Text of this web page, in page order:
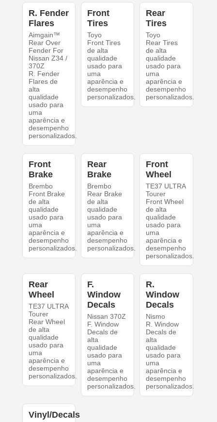
R. Fender
Flares
Aimgain™
Rear Over
Fender For
Nissan Z34 /
370Z
R. Fender
Flares de
alta
qualidade
usado para
uma
aparência e
desempenho
personalizados.
Front
Tires
Toyo
Front Tires
de alta
qualidade
usado para
uma
aparência e
desempenho
personalizados.
Rear
Tires
Toyo
Rear Tires
de alta
qualidade
usado para
uma
aparência e
desempenho
personalizados.
Front
Brake
Brembo
Front Brake
de alta
qualidade
usado para
uma
aparência e
desempenho
personalizados.
Rear
Brake
Brembo
Rear Brake
de alta
qualidade
usado para
uma
aparência e
desempenho
personalizados.
Front
Wheel
TE37 ULTRA
Tourer
Front Wheel
de alta
qualidade
usado para
uma
aparência e
desempenho
personalizados.
Rear
Wheel
TE37 ULTRA
Tourer
Rear Wheel
de alta
qualidade
usado para
uma
aparência e
desempenho
personalizados.
F.
Window
Decals
Nissan 370Z
F. Window
Decals de
alta
qualidade
usado para
uma
aparência e
desempenho
personalizados.
R.
Window
Decals
Nismo
R. Window
Decals de
alta
qualidade
usado para
uma
aparência e
desempenho
personalizados.
Vinyl/Decals